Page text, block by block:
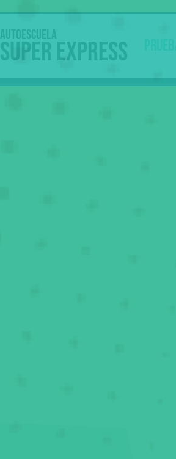
Autoescuela
Super Express